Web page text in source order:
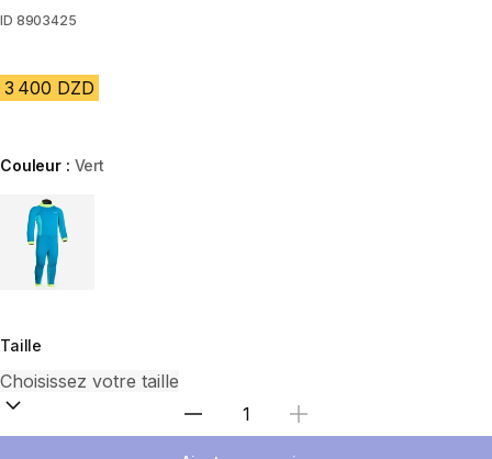
ID 8903425
3 400 DZD
Couleur : Vert
Choose a variant
Taille
Sélectionnez la quantité